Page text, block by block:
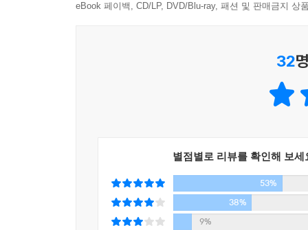
33살의 우리를 생각하며 아름다운 시절이었다고
3년 전, 다니던 회사에서 ‘잘리고’ 서른 즈음의
하루하루를 기록했고, 돌아왔고, 책을 냈고, 그 책
절대적인 외로움을 만나고 싶었던지 온 세상이
것처럼 멀고 신비롭기만 한 땅 아이슬란드로 말이
그러나 그는 더 이상 서른을 논할 나이가 아니
eBook 페이백, CD/LP, DVD/Blu-ray, 패션 및 판매금지 상
32
별점별로 리뷰를 확인해 보세
53%
38%
9%